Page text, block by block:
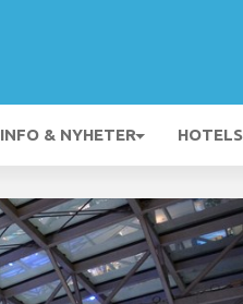
INFO & NYHETER HOTELS